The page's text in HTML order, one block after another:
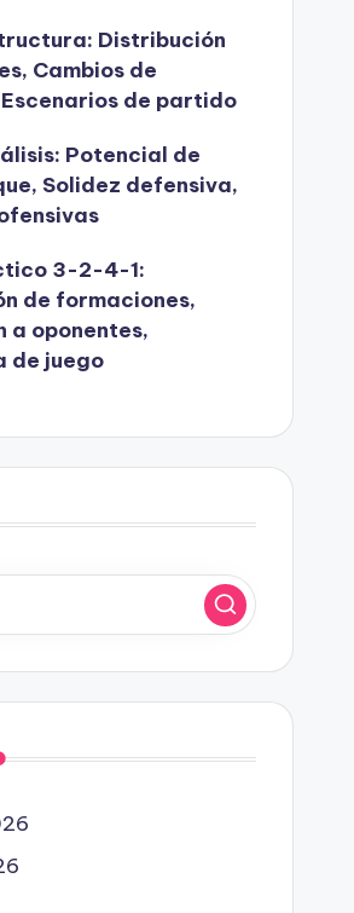
Distribución
Cambios de
de partido
Potencial de
Solidez defensiva,
3-2-4-1:
de formaciones,
a oponentes,
de juego